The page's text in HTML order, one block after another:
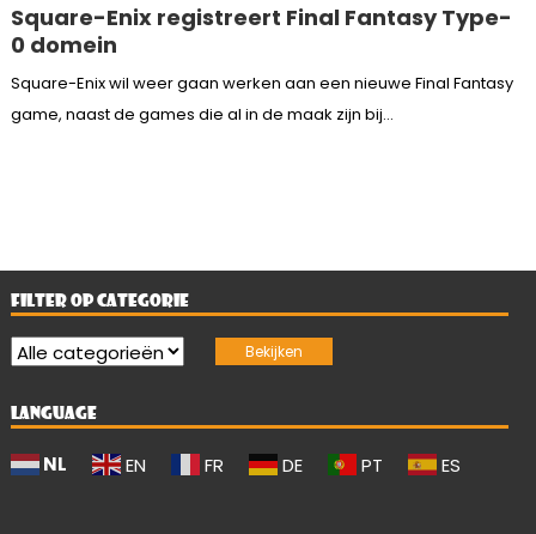
Square-Enix registreert Final Fantasy Type-
0 domein
Square-Enix wil weer gaan werken aan een nieuwe Final Fantasy
game, naast de games die al in de maak zijn bij...
FILTER OP CATEGORIE
LANGUAGE
NL EN FR DE PT ES